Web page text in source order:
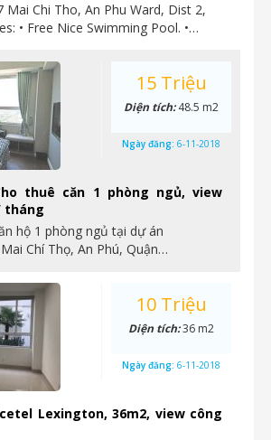
Mai Chi Tho, An Phu Ward, Dist 2,
• Free Nice Swimming Pool. •…
thuê căn 1 phòng ngủ, view
tháng
hộ 1 phòng ngủ tại dự án
Chí Thọ, An Phú, Quận…
15 Triệu
Diện tích:48.5 m2
Ngày đăng: 6-11-2018
Lexington, 36m2, view công
10 Triệu
Diện tích:36 m2
Ngày đăng: 6-11-2018